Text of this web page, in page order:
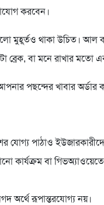
করবেন।
মুহূর্তও থাকা উচিত।
বা মনে রাখার মতো
পছন্দের খাবার
যোগ্য পাঠাও
কার্যক্রম বা
অর্থে রূপান্তরযোগ্য নয়।